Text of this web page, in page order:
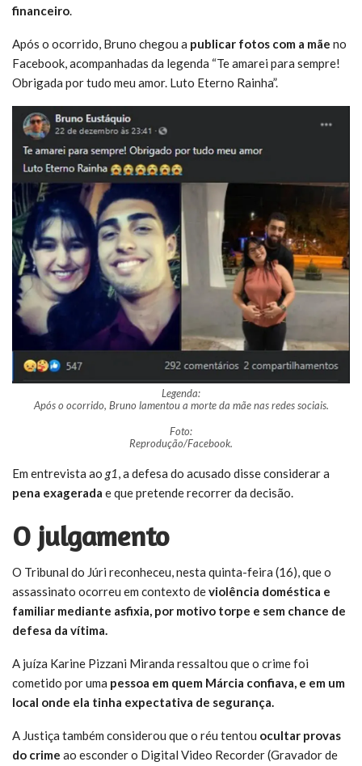
financeiro.
Após o ocorrido, Bruno chegou a publicar fotos com a mãe no
Facebook, acompanhadas da legenda “Te amarei para sempre!
Obrigada por tudo meu amor. Luto Eterno Rainha”.
Legenda:
Após o ocorrido, Bruno lamentou a morte da mãe nas redes sociais.
Foto:
Reprodução/Facebook.
Em entrevista ao g1, a defesa do acusado disse considerar a
pena exagerada e que pretende recorrer da decisão.
O julgamento
O Tribunal do Júri reconheceu, nesta quinta-feira (16), que o
assassinato ocorreu em contexto deviolência doméstica e
familiar mediante asfixia, por motivo torpe e sem chance de
defesa da vítima.
A juíza Karine Pizzani Miranda ressaltou que o crime foi
cometido por uma pessoa em quem Márcia confiava, e em um
local onde ela tinha expectativa de segurança.
A Justiça também considerou que o réu tentou ocultar provas
do crime ao esconder o Digital Video Recorder (Gravador de